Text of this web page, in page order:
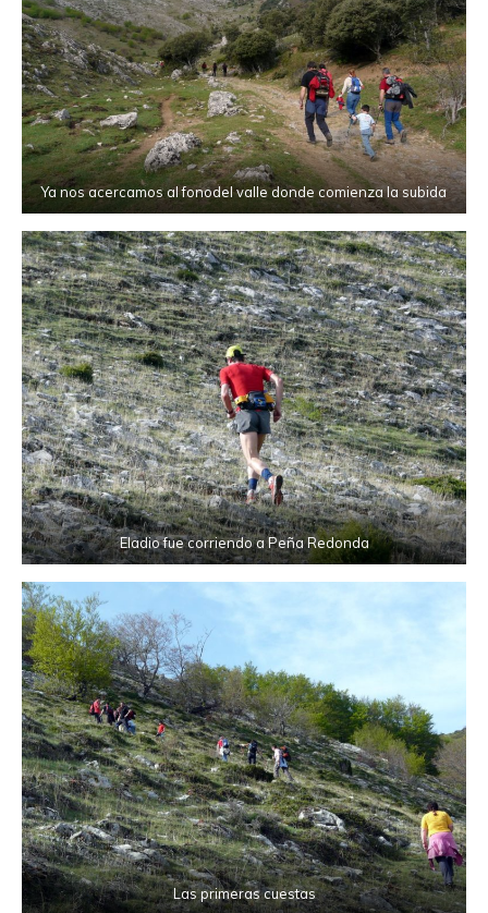
Ya nos acercamos al fonodel valle donde comienza la subida
Eladio fue corriendo a Peña Redonda
Las primeras cuestas